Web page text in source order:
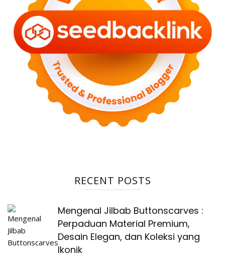
RECENT POSTS
Mengenal Jilbab Buttonscarves :
Perpaduan Material Premium,
Desain Elegan, dan Koleksi yang
Ikonik